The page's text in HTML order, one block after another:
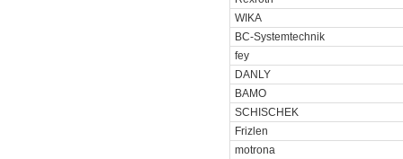
WIKA
BC-Systemtechnik
fey
DANLY
BAMO
SCHISCHEK
Frizlen
motrona